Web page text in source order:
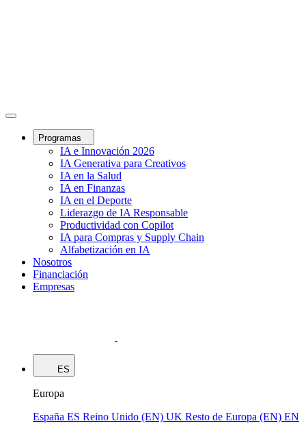
Programas
IA e Innovación 2026
IA Generativa para Creativos
IA en la Salud
IA en Finanzas
IA en el Deporte
Liderazgo de IA Responsable
Productividad con Copilot
IA para Compras y Supply Chain
Alfabetización en IA
Nosotros
Financiación
Empresas
ES
Europa
España ES Reino Unido (EN) UK Resto de Europa (EN) EN